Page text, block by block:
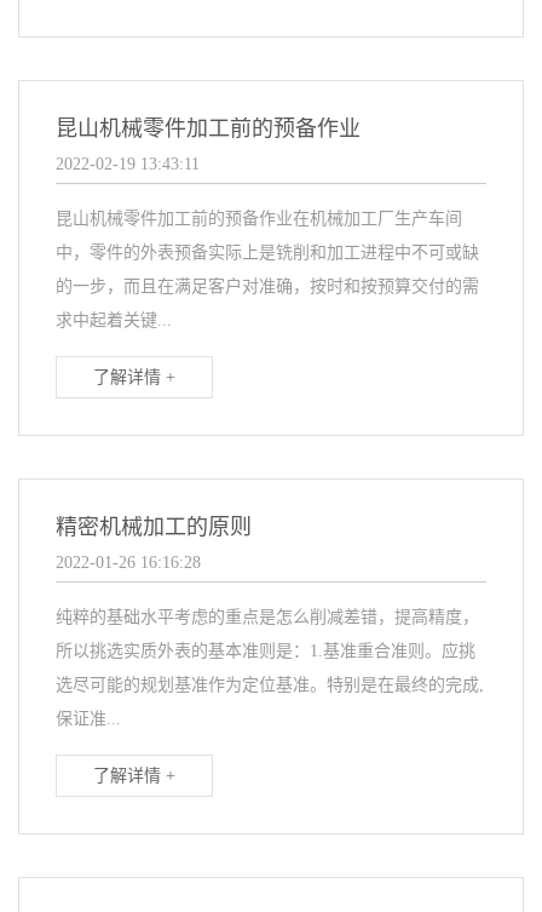
昆山机械零件加工前的预备作业
2022-02-19 13:43:11
昆山机械零件加工前的预备作业在机械加工厂生产车间
中，零件的外表预备实际上是铣削和加工进程中不可或缺
的一步，而且在满足客户对准确，按时和按预算交付的需
求中起着关键...
了解详情 +
精密机械加工的原则
2022-01-26 16:16:28
纯粹的基础水平考虑的重点是怎么削减差错，提高精度，
所以挑选实质外表的基本准则是：1.基准重合准则。应挑
选尽可能的规划基准作为定位基准。特别是在最终的完成,
保证准...
了解详情 +